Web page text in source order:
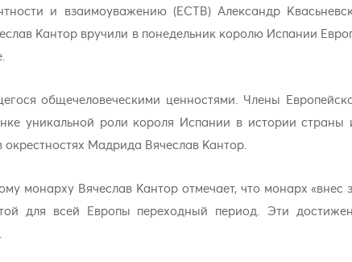
и взаимоуважению (ЕСТВ) Александр
Кантор вручили в понедельник королю Испании
общечеловеческими ценностями. Члены
уникальной роли короля Испании в истории
Мадрида Вячеслав Кантор.
монарху Вячеслав Кантор отмечает, что монарх «внес
для всей Европы переходный период. Эти